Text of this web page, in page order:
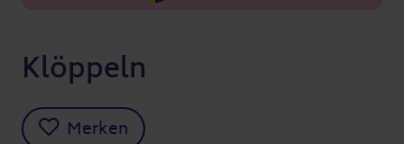
Klöppeln
Merken